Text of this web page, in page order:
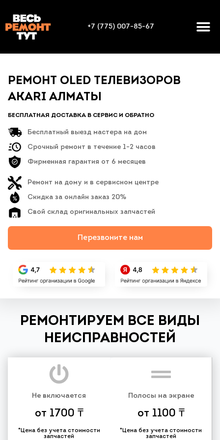
+7 (775) 007-85-67
РЕМОНТ OLED ТЕЛЕВИЗОРОВ
AKARI АЛМАТЫ
БЕСПЛАТНАЯ ДОСТАВКА В СЕРВИС И ОБРАТНО
Бесплатный выезд мастера на дом
Срочный ремонт в течение 1-2 часов
Фирменная гарантия от 6 месяцев
Ремонт на дому и в сервисном центре
Скидка за онлайн заказ 20%
Свой склад оригинальных запчастей
Перезвоните нам
РЕМОНТИРУЕМ ВСЕ ВИДЫ
НЕИСПРАВНОСТЕЙ
Не включается
от 1700 ₸
*Цена без учета стоимости
запчастей
Полосы на экране
от 1100 ₸
*Цена без учета стоимости
запчастей